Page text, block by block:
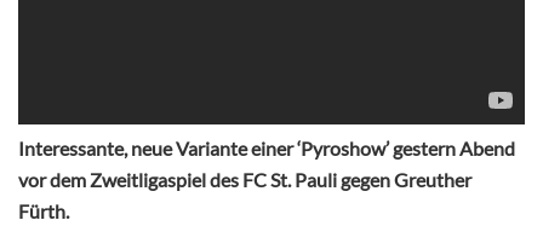
Interessante, neue Variante einer ‘Pyroshow’ gestern Abend
vor dem Zweitligaspiel des FC St. Pauli gegen Greuther
Fürth.